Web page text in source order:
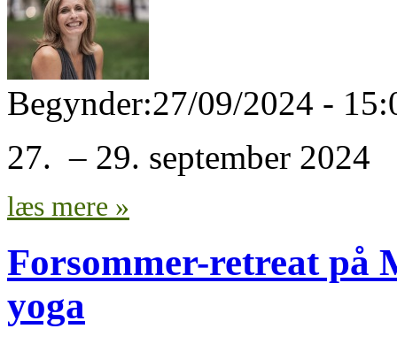
Begynder:27/09/2024 -
27. – 29. september 2024
læs mere »
Forsommer-retreat på
yoga